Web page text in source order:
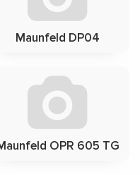
Maunfeld DP04
OPR 605 TG